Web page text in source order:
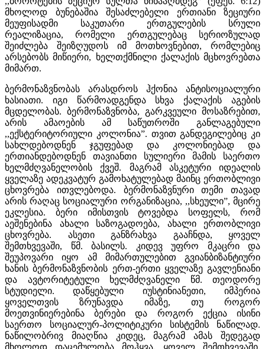
მხოლოდ ბუნებაშია შესაძლებელი ერთიანი ზეციური
მეუფისადმი საკუთარი ერთგულების სრული
რეალიზაცია, რომელი ერთგულებაც სერიოზულად
შეიძლება შეიზღუდოს იმ მოთხოვნებით, რომლებიც
არსებობს მიწიერი, ხელთქმნილი ქალაქის მცხოვრებთა
მიმართ.
ბერმონაზვნობას არასდროს ჰქონია ანტისოციალური
ხასიათი. იგი წარმოადგენდა სხვა ქალაქის აგების
მცდელობას. ბერმონაზვნობა, გარკვეული მოსაზრებით,
არის ამაოების ამ საწუთროში განლაგებული
,,ექსტერიტორიული კოლონია”. თვით განდეგილებიც კი
სახლდებოდნენ ჯგუფებად და კოლონიებად და
ერთიანდებოდნენ თავიანთი სულიერი მამის საერთო
ხელმძღვანელობის ქვეშ. მაგრამ ასკეტური იდეალის
ყველაზე ადეკვატურ გამოხატულებად მაინც ერთობლივი
ცხოვრება ითვლებოდა. ბერმონაზვნური თემი თავად
არის რაღაც სოციალური ორგანიზაცია, ,,სხეული”, მცირე
ეკლესია. ბერი იმისთვის ტოვებდა სოფელს, რომ
აეშენებინა ახალი საზოგადოება, ახალი ერთობლივი
ცხოვრება. ასეთი განზრახვა გააჩნდა, ყოველ
შემთხვევაში, წმ. ბასილს. კიდევ უფრო მკაცრი და
შეუპოვარი იყო ამ მიმართულებით გვიანბიზანტიური
ხანის ბერმონაზვნობის ერთ-ერთი ყველაზე გავლენიანი
და ავტორიტეტული ხელმძღვანელი წმ. თეოდორე
სტუდიელი. დაწყებული იუსტინიანეთი, იმპერია
ყოველთვის ზრუნავდა იმაზე, თუ როგორ
მოეთვინიერებინა ბერები და როგორ ექცია ისინი
საერთო სოციალურ-პოლიტიკური სისტემის ნაწილად.
ნაწილობრივ მიაღწია კიდეც, მაგრამ ამას შედეგად
მხოლოდ დაცემულობა მოჰყვა. ყოველ შემთხვევაში,